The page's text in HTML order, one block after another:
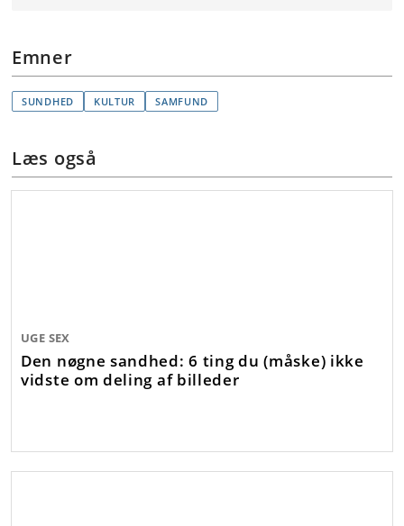
Emner
SUNDHED KULTUR SAMFUND
Læs også
UGE SEX
Den nøgne sandhed: 6 ting du (måske) ikke
vidste om deling af billeder